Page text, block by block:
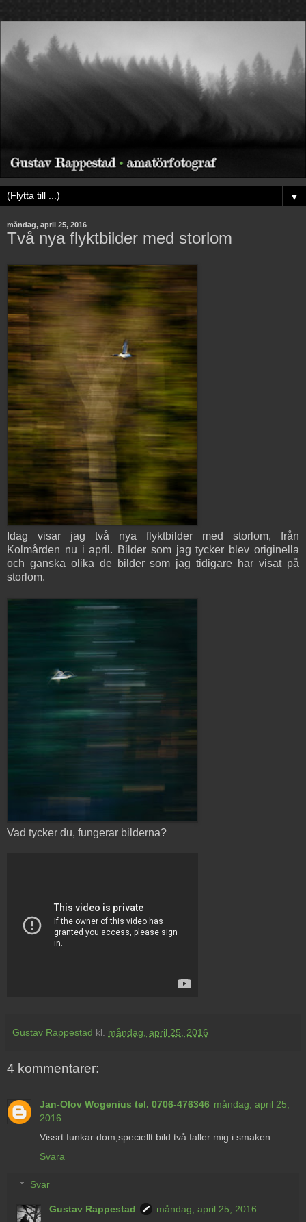
▼
måndag, april 25, 2016
Två nya flyktbilder med storlom
Idag visar jag två nya flyktbilder med storlom, från
Kolmården nu i april. Bilder som jag tycker blev originella
och ganska olika de bilder som jag tidigare har visat på
storlom.
Vad tycker du, fungerar bilderna?
Gustav Rappestad kl. måndag, april 25, 2016
4 kommentarer:
Jan-Olov Wogenius tel. 0706-476346 måndag, april 25,
2016
Vissrt funkar dom,speciellt bild två faller mig i smaken.
Svara
Svar
Gustav Rappestad
måndag, april 25, 2016